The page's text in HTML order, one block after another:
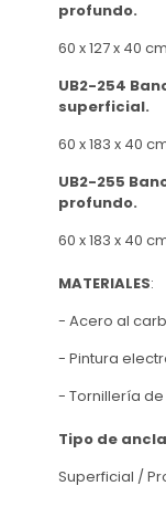
profundo.
60 x 127 x 40
UB2-254
superficial.
60 x 183 x 40
UB2-255
profundo.
60 x 183 x 40
MATERIALES:
- Acero al
- Pintura
- Tornillería
Tipo de
Superficial /